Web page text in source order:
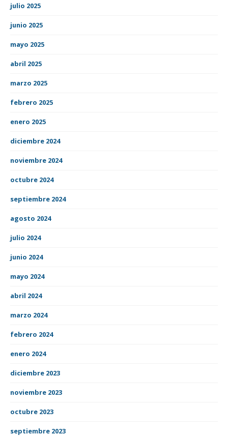
julio 2025
junio 2025
mayo 2025
abril 2025
marzo 2025
febrero 2025
enero 2025
diciembre 2024
noviembre 2024
octubre 2024
septiembre 2024
agosto 2024
julio 2024
junio 2024
mayo 2024
abril 2024
marzo 2024
febrero 2024
enero 2024
diciembre 2023
noviembre 2023
octubre 2023
septiembre 2023